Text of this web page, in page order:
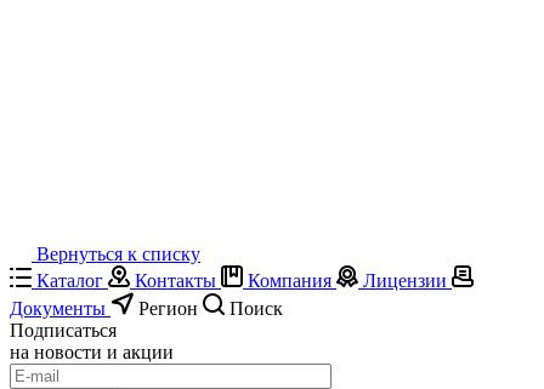
Вернуться к списку
Каталог
Контакты Компания
Лицензии
Документы
Регион
Поиск
Подписаться
на новости и акции